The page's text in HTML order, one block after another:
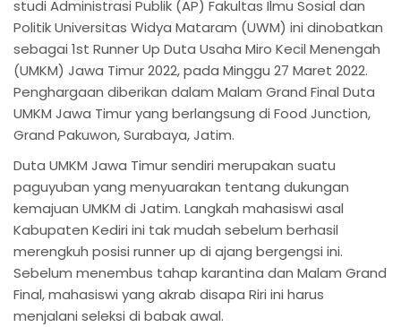
studi Administrasi Publik (AP) Fakultas Ilmu Sosial dan
Politik Universitas Widya Mataram (UWM) ini dinobatkan
sebagai 1st Runner Up Duta Usaha Miro Kecil Menengah
(UMKM) Jawa Timur 2022, pada Minggu 27 Maret 2022.
Penghargaan diberikan dalam Malam Grand Final Duta
UMKM Jawa Timur yang berlangsung di Food Junction,
Grand Pakuwon, Surabaya, Jatim.
Duta UMKM Jawa Timur sendiri merupakan suatu
paguyuban yang menyuarakan tentang dukungan
kemajuan UMKM di Jatim. Langkah mahasiswi asal
Kabupaten Kediri ini tak mudah sebelum berhasil
merengkuh posisi runner up di ajang bergengsi ini.
Sebelum menembus tahap karantina dan Malam Grand
Final, mahasiswi yang akrab disapa Riri ini harus
menjalani seleksi di babak awal.